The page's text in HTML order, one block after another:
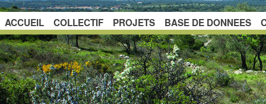
ACCUEIL COLLECTIF PROJETS BASE DE DONNEES